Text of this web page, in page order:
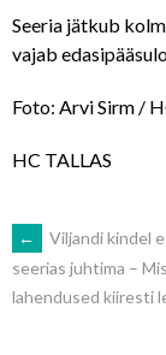
Seeria jätkub
vajab
Foto: Arvi Sirm /
HC TALLAS
POST
←
Viljandi kindel
seerias juhtima –
lahendused kiiresti